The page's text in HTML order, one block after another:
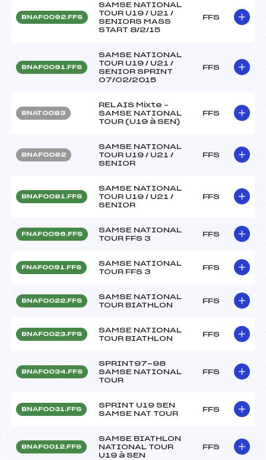
BNAF0092.FFS
SAMSE NATIONAL
TOUR U19 / U21 /
SENIORS MASS
START 8/2/15
FFS
BNAF0091.FFS
SAMSE NATIONAL
TOUR U19 / U21 /
SENIOR SPRINT
07/02/2015
FFS
BNAT0083
RELAIS Mixte –
SAMSE NATIONAL
TOUR (U19 à SEN)
FFS
BNAF0082
SAMSE NATIONAL
TOUR U19 / U21 /
SENIOR
FFS
BNAF0081.FFS
SAMSE NATIONAL
TOUR U19 / U21 /
SENIOR
FFS
FNAF0096.FFS
SAMSE NATIONAL
TOUR FFS 3
FFS
FNAF0091.FFS
SAMSE NATIONAL
TOUR FFS 3
FFS
BNAF0022.FFS
SAMSE NATIONAL
TOUR BIATHLON
FFS
BNAF0023.FFS
SAMSE NATIONAL
TOUR BIATHLON
FFS
BNAF0034.FFS
SPRINT97-98
SAMSE NATIONAL
TOUR
FFS
BNAF0031.FFS
SPRINT U19 SEN
SAMSE NAT TOUR
FFS
BNAF0012.FFS
SAMSE BIATHLON
NATIONAL TOUR
U19 à SEN
FFS